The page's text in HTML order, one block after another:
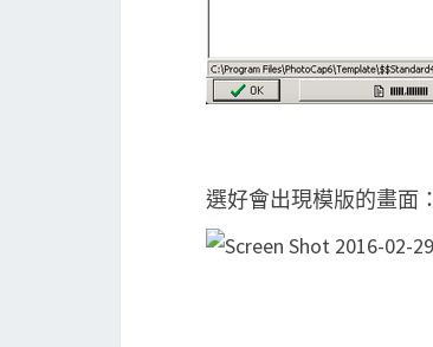
選好會出現模版的畫面：